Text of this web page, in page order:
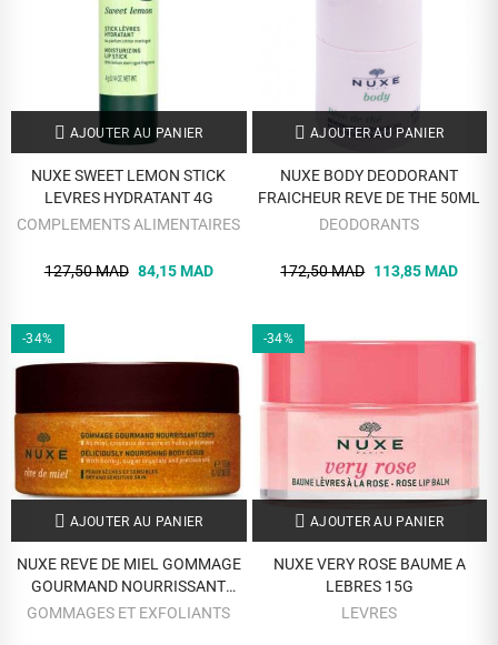
AJOUTER AU PANIER
NUXE SWEET LEMON STICK
LEVRES HYDRATANT 4G
COMPLEMENTS ALIMENTAIRES
127,50 MAD 84,15 MAD
AJOUTER AU PANIER
NUXE BODY DEODORANT
FRAICHEUR REVE DE THE 50ML
DEODORANTS
172,50 MAD 113,85 MAD
-34%
AJOUTER AU PANIER
NUXE REVE DE MIEL GOMMAGE
GOURMAND NOURRISSANT
CORPS 175 ML
GOMMAGES ET EXFOLIANTS
-34%
AJOUTER AU PANIER
NUXE VERY ROSE BAUME A
LEBRES 15G
LEVRES